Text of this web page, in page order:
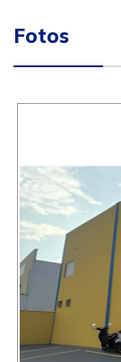
Fotos